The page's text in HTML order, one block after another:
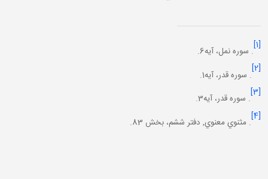
. سوره نمل، آيه6.
[2]
. سوره قدر، آيه1.
[3]
. سوره قدر، آيه3.
[4]
. مثنوي معنوي, دفتر ششم، بخش 83.